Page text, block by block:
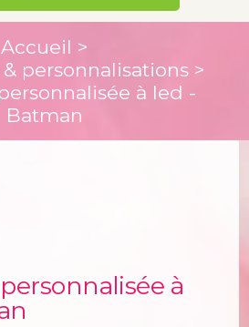
Accueil >
personnalisations >
à led -
Batman
à